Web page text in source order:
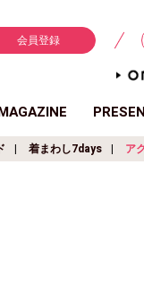
会員登録
着まわし7days ア